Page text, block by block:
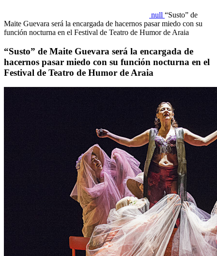
null “Susto” de
Maite Guevara será la encargada de hacernos pasar miedo con su
función nocturna en el Festival de Teatro de Humor de Araia
“Susto” de Maite Guevara será la encargada de
hacernos pasar miedo con su función nocturna en el
Festival de Teatro de Humor de Araia